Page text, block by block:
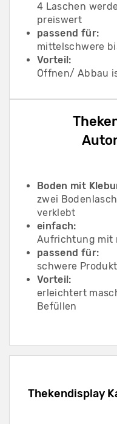
4 Laschen
preiswert
passend für:
mittelschwere
Vorteil:
Öffnen/ Abbau
Boden mit
zwei
verklebt
einfach:
Aufrichtung mit
passend für:
schwere
Vorteil:
erleichtert
Befüllen
Thekendisplay